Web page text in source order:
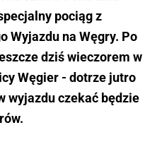
pociąg z
Wyjazdu na Węgry. Po
dziś wieczorem w
Węgier - dotrze jutro
wyjazdu czekać będzie